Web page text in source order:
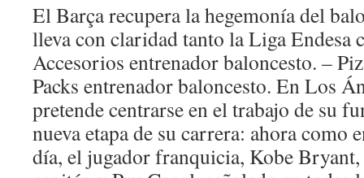
El Barça recupera la hegemonía del
lleva con claridad tanto la Liga Endesa
Accesorios entrenador baloncesto. –
Packs entrenador baloncesto. En Los
pretende centrarse en el trabajo de su
nueva etapa de su carrera: ahora como
día, el jugador franquicia, Kobe